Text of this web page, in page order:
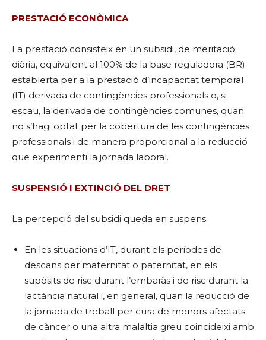
PRESTACIÓ ECONÒMICA
La prestació consisteix en un subsidi, de meritació
diària, equivalent al 100% de la base reguladora (BR)
establerta per a la prestació d’incapacitat temporal
(IT) derivada de contingències professionals o, si
escau, la derivada de contingències comunes, quan
no s’hagi optat per la cobertura de les contingències
professionals i de manera proporcional a la reducció
que experimenti la jornada laboral.
SUSPENSIÓ I EXTINCIÓ DEL DRET
La percepció del subsidi queda en suspens:
En les situacions d’IT, durant els períodes de
descans per maternitat o paternitat, en els
supòsits de risc durant l’embaràs i de risc durant la
lactància natural i, en general, quan la reducció de
la jornada de treball per cura de menors afectats
de càncer o una altra malaltia greu coincideixi amb